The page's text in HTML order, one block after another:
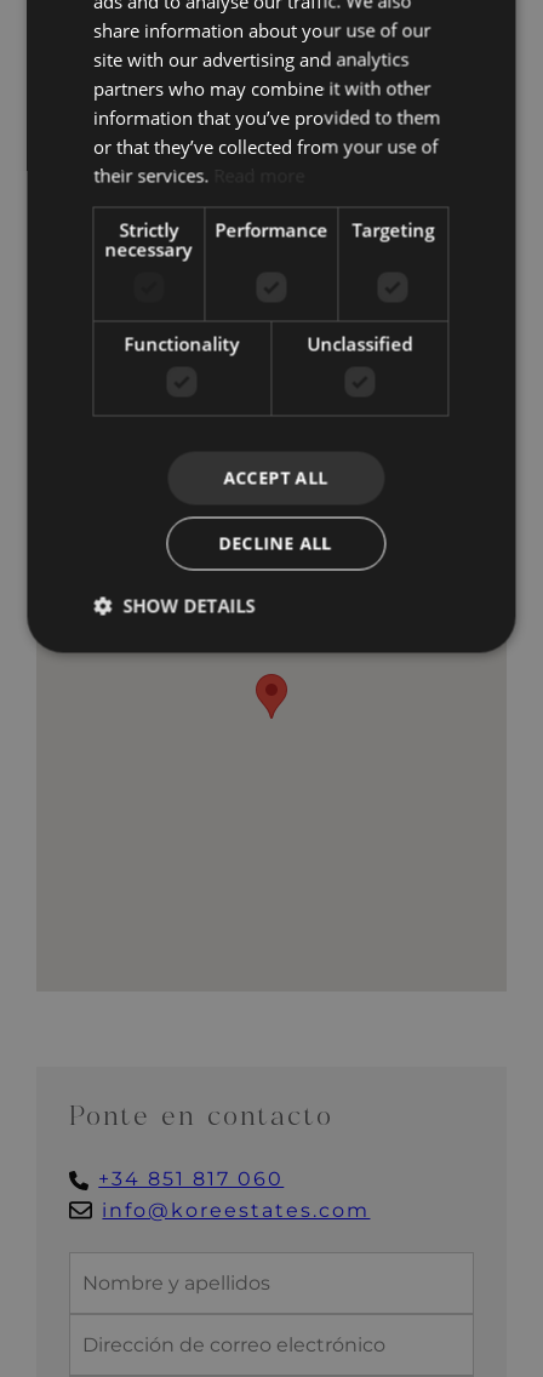
cerrada
Lavadero
Muebles
opcionales
Próxima a la
montaña
Sala de juegos
Servicio de
Suelos de mármol
Sótano
Terraza cubierta
Vistas al mar
Vega del Colorado, Benahavis
Ponte en contacto
+34 851 817 060
info@koreestates.com
share information about your use of our
site with our advertising and analytics
partners who may combine it with other
information that you’ve provided to them
or that they’ve collected from your use of
their services.
Strictly
necessary
Performance Targeting
Functionality Unclassified
ACCEPT ALL
DECLINE ALL
SHOW DETAILS